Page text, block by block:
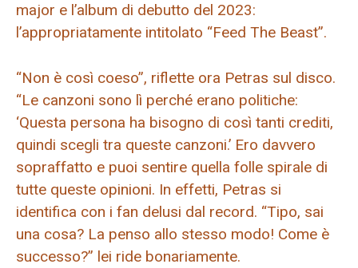
major e l’album di debutto del 2023:
l’appropriatamente intitolato “Feed The Beast”.
“Non è così coeso”, riflette ora Petras sul disco.
“Le canzoni sono lì perché erano politiche:
‘Questa persona ha bisogno di così tanti crediti,
quindi scegli tra queste canzoni.’ Ero davvero
sopraffatto e puoi sentire quella folle spirale di
tutte queste opinioni. In effetti, Petras si
identifica con i fan delusi dal record. “Tipo, sai
una cosa? La penso allo stesso modo! Come è
successo?” lei ride bonariamente.